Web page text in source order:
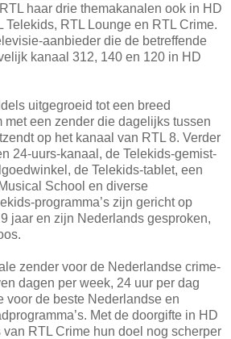
haar drie themakanalen ook in HD
Telekids, RTL Lounge en RTL Crime.
aanbieder die de betreffende
kanaal 312, 140 en 120 in HD
uitgegroeid tot een breed
met een zender die dagelijks tussen
op het kanaal van RTL 8. Verder
24-uurs-kanaal, de Telekids-gemist-
de Telekids-tablet, een
School en diverse
programma’s zijn gericht op
jaar en zijn Nederlands gesproken,
zender voor de Nederlandse crime-
dagen per week, 24 uur per dag
voor de beste Nederlandse en
Met de doorgifte in HD
RTL Crime hun doel nog scherper